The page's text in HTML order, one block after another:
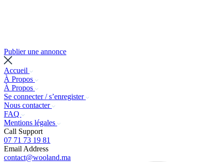
Publier une annonce
Accueil
À Propos
À Propos
Se connecter / s’enregister
Nous contacter
FAQ
Mentions légales
Call Support
07 71 73 19 81
Email Address
contact@wooland.ma